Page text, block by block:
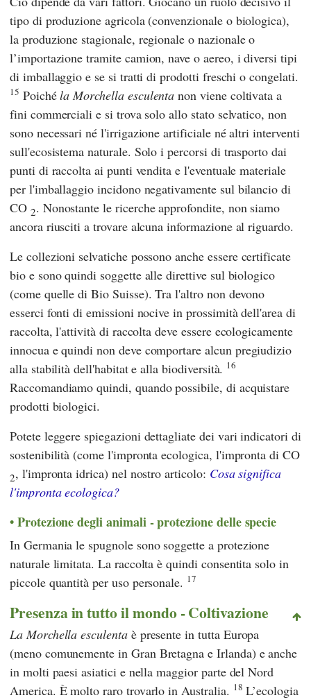
tipo di produzione agricola (convenzionale o biologica),
la produzione stagionale, regionale o nazionale o
l’importazione tramite camion, nave o aereo, i diversi tipi
di imballaggio e se si tratti di prodotti freschi o congelati.
15 Poichéla Morchella esculenta non viene coltivata a
fini commerciali e si trova solo allo stato selvatico, non
sono necessari né l'irrigazione artificiale né altri interventi
sull'ecosistema naturale. Solo i percorsi di trasporto dai
punti di raccolta ai punti vendita e l'eventuale materiale
per l'imballaggio incidono negativamente sul bilancio di
CO 2. Nonostante le ricerche approfondite, non siamo
ancora riusciti a trovare alcuna informazione al riguardo.
Le collezioni selvatiche possono anche essere certificate
bio e sono quindi soggette alle direttive sul biologico
(come quelle di Bio Suisse). Tra l'altro non devono
esserci fonti di emissioni nocive in prossimità dell'area di
raccolta, l'attività di raccolta deve essere ecologicamente
innocua e quindi non deve comportare alcun pregiudizio
alla stabilità dell'habitat e alla biodiversità. 16
Raccomandiamo quindi, quando possibile, di acquistare
prodotti biologici.
Potete leggere spiegazioni dettagliate dei vari indicatori di
sostenibilità (come l'impronta ecologica, l'impronta di CO
2, l'impronta idrica) nel nostro articolo: Cosa significa
l'impronta ecologica?
Protezione degli animali - protezione delle specie
In Germania le spugnole sono soggette a protezione
naturale limitata. La raccolta è quindi consentita solo in
piccole quantità per uso personale. 17
Presenza in tutto il mondo - Coltivazione
La Morchella esculentaè presente in tutta Europa
(meno comunemente in Gran Bretagna e Irlanda) e anche
in molti paesi asiatici e nella maggior parte del Nord
America. È molto raro trovarlo in Australia. 18 L’ecologia